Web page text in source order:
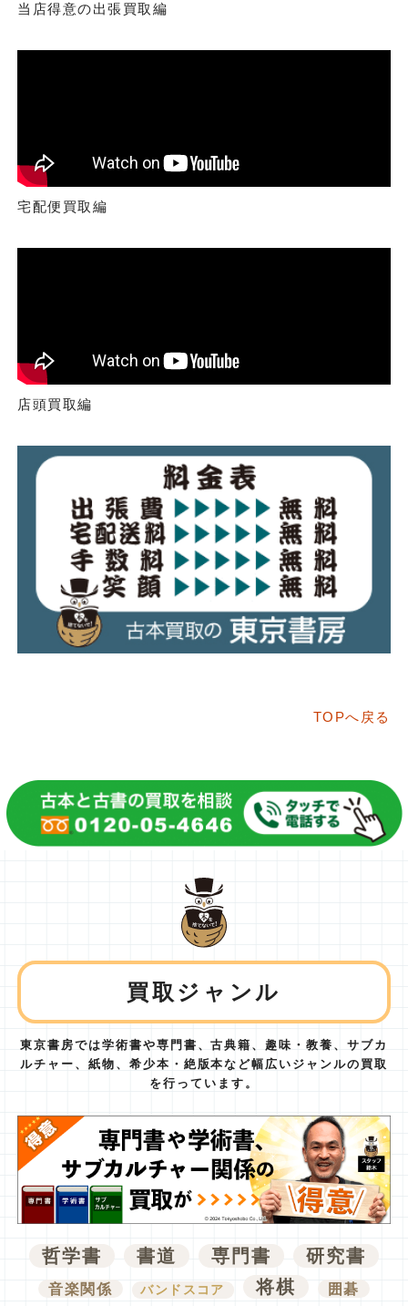
当店得意の出張買取編
宅配便買取編
店頭買取編
TOPへ戻る
買取ジャンル
東京書房では学術書や専門書、古典籍、趣味・教養、サブカ
ルチャー、紙物、 希少本・絶版本など幅広いジャンルの買取
を行っています。
哲学書 書道 専門書 研究書
音楽関係 バンドスコア 将棋 囲碁